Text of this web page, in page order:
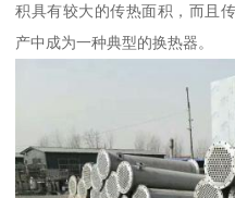
积具有较大的传热面积，而且
产中成为一种典型的换热器。